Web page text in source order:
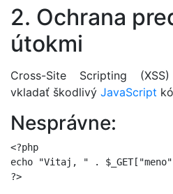
2. Ochrana
útokmi
Cross-Site Scripting
vkladať škodlivý JavaScript
Nesprávne:
<?php
echo "Vitaj, " .